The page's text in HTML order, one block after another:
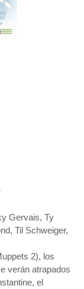
Gervais, Ty
Til Schweiger,
2), los
verán atrapados
el